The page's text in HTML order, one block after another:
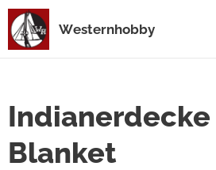
Westernhobby
Blanket